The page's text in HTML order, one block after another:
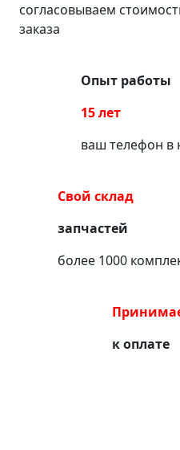
согласовываем
заказа
Опыт работы
15 лет
ваш телефон в
Свой склад
запчастей
более 1000
к оплате